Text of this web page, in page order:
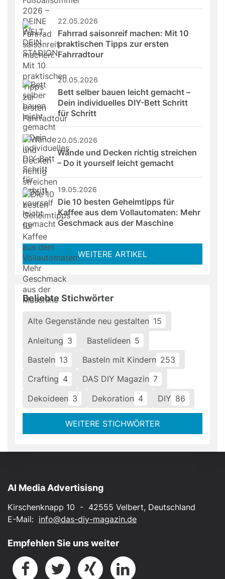
22.05.2026
Fahrrad saisonreif machen: Mit 10
praktischen Tipps zur ersten
Fahrradtour
20.05.2026
Bett selber bauen leicht gemacht –
Dein individuelles DIY-Bett Schritt
für Schritt
20.05.2026
Wände und Decken richtig streichen
– Do it yourself leicht gemacht
19.05.2026
Die 10 besten Geheimtipps für
Kaffee aus dem Vollautomaten: Mehr
Geschmack aus der Maschine
WEITERE ARTIKEL
Beliebte Stichwörter
Alte Gegenstände neu gestalten 15
Anleitung 3 Bastelideen 5
Basteln 13 Basteln mit Kindern 253
Crafting 4 DAS DIY Magazin 7
Dekoideen 3 Dekoration 4 DIY 86
WEITERE STICHWÖRTER
AI Media Advertisisng
Kirschenknapp 10 - 42555 Velbert, Deutschland
E-Mail: info@das-diy-magazin.de
Empfehlen Sie uns weiter